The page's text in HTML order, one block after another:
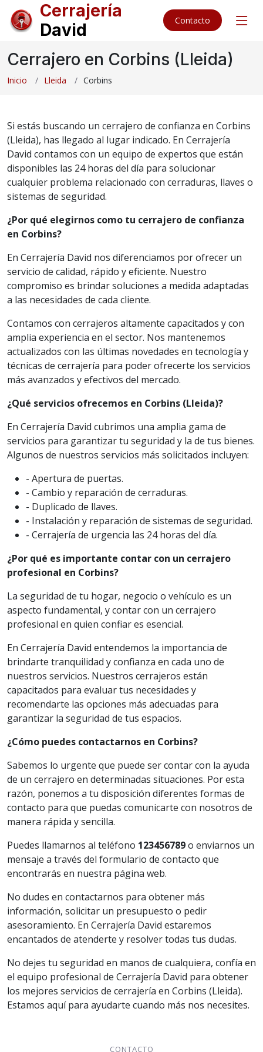
Cerrajería
David
Contacto
Cerrajero en Corbins (Lleida)
Inicio Lleida Corbins
Si estás buscando un cerrajero de confianza en Corbins
(Lleida), has llegado al lugar indicado. En Cerrajería
David contamos con un equipo de expertos que están
disponibles las 24 horas del día para solucionar
cualquier problema relacionado con cerraduras, llaves o
sistemas de seguridad.
¿Por qué elegirnos como tu cerrajero de confianza
en Corbins?
En Cerrajería David nos diferenciamos por ofrecer un
servicio de calidad, rápido y eficiente. Nuestro
compromiso es brindar soluciones a medida adaptadas
a las necesidades de cada cliente.
Contamos con cerrajeros altamente capacitados y con
amplia experiencia en el sector. Nos mantenemos
actualizados con las últimas novedades en tecnología y
técnicas de cerrajería para poder ofrecerte los servicios
más avanzados y efectivos del mercado.
¿Qué servicios ofrecemos en Corbins (Lleida)?
En Cerrajería David cubrimos una amplia gama de
servicios para garantizar tu seguridad y la de tus bienes.
Algunos de nuestros servicios más solicitados incluyen:
- Apertura de puertas.
- Cambio y reparación de cerraduras.
- Duplicado de llaves.
- Instalación y reparación de sistemas de seguridad.
- Cerrajería de urgencia las 24 horas del día.
¿Por qué es importante contar con un cerrajero
profesional en Corbins?
La seguridad de tu hogar, negocio o vehículo es un
aspecto fundamental, y contar con un cerrajero
profesional en quien confiar es esencial.
En Cerrajería David entendemos la importancia de
brindarte tranquilidad y confianza en cada uno de
nuestros servicios. Nuestros cerrajeros están
capacitados para evaluar tus necesidades y
recomendarte las opciones más adecuadas para
garantizar la seguridad de tus espacios.
¿Cómo puedes contactarnos en Corbins?
Sabemos lo urgente que puede ser contar con la ayuda
de un cerrajero en determinadas situaciones. Por esta
razón, ponemos a tu disposición diferentes formas de
contacto para que puedas comunicarte con nosotros de
manera rápida y sencilla.
Puedes llamarnos al teléfono 123456789o enviarnos un
mensaje a través del formulario de contacto que
encontrarás en nuestra página web.
No dudes en contactarnos para obtener más
información, solicitar un presupuesto o pedir
asesoramiento. En Cerrajería David estaremos
encantados de atenderte y resolver todas tus dudas.
No dejes tu seguridad en manos de cualquiera, confía en
el equipo profesional de Cerrajería David para obtener
los mejores servicios de cerrajería en Corbins (Lleida).
Estamos aquí para ayudarte cuando más nos necesites.
CONTACTO